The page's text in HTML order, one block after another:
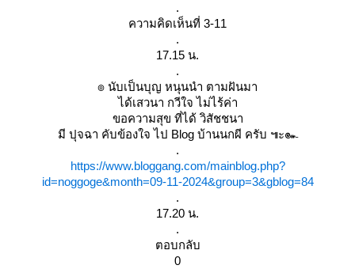
.
ความคิดเห็นที่ 3-11
.
17.15 น.
.
๏ นับเป็นบุญ หนุนนำ ตามฝันมา
ได้เสวนา กวีใจ ไม่ไร้ค่า
ขอความสุข ที่ได้ วิสัชชนา
มี ปุจฉา คับข้องใจ ไป Blog บ้านนกผี ครับ ๚ะ๛
.
https://www.bloggang.com/mainblog.php?
id=noggoge&month=09-11-2024&group=3&gblog=84
.
17.20 น.
.
ตอบกลับ
0